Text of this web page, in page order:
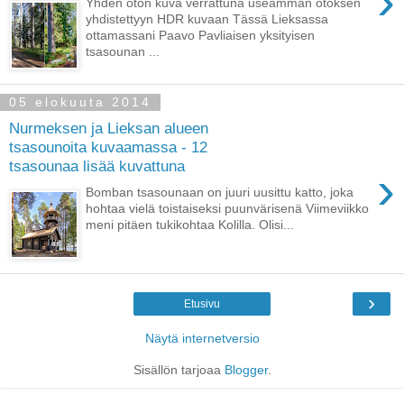
yhdistettyyn HDR kuvaan Tässä Lieksassa
ottamassani Paavo Pavliaisen yksityisen
tsasounan ...
05 elokuuta 2014
Nurmeksen ja Lieksan alueen
tsasounoita kuvaamassa - 12
tsasounaa lisää kuvattuna
›
Bomban tsasounaan on juuri uusittu katto, joka
hohtaa vielä toistaiseksi puunvärisenä Viimeviikko
meni pitäen tukikohtaa Kolilla. Olisi...
›
Etusivu
Näytä internetversio
Sisällön tarjoaa Blogger.